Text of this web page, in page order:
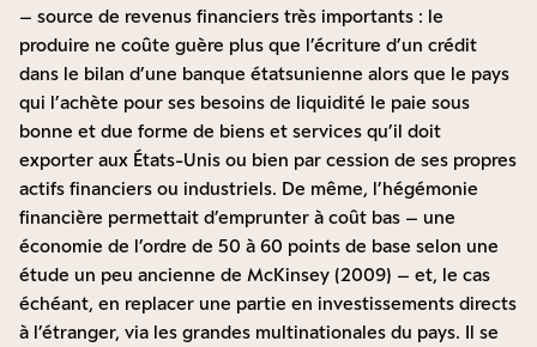
– source de revenus financiers très importants : le
produire ne coûte guère plus que l’écriture d’un crédit
dans le bilan d’une banque étatsunienne alors que le pays
qui l’achète pour ses besoins de liquidité le paie sous
bonne et due forme de biens et services qu’il doit
exporter aux États-Unis ou bien par cession de ses propres
actifs financiers ou industriels. De même, l’hégémonie
financière permettait d’emprunter à coût bas – une
économie de l’ordre de 50 à 60 points de base selon une
étude un peu ancienne de McKinsey (2009) – et, le cas
échéant, en replacer une partie en investissements directs
à l’étranger, via les grandes multinationales du pays. Il se